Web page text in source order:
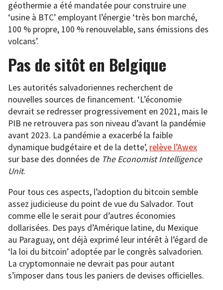
géothermie a été mandatée pour construire une
‘usine à BTC’ employant l’énergie ‘très bon marché,
100 % propre, 100 % renouvelable, sans émissions des
volcans’.
Pas de sitôt en Belgique
Les autorités salvadoriennes recherchent de
nouvelles sources de financement. ‘L’économie
devrait se redresser progressivement en 2021, mais le
PIB ne retrouvera pas son niveau d’avant la pandémie
avant 2023. La pandémie a exacerbé la faible
dynamique budgétaire et de la dette’, relève l’Awex
sur base des données de The Economist Intelligence
Unit.
Pour tous ces aspects, l’adoption du bitcoin semble
assez judicieuse du point de vue du Salvador. Tout
comme elle le serait pour d’autres économies
dollarisées. Des pays d’Amérique latine, du Mexique
au Paraguay, ont déjà exprimé leur intérêt à l’égard de
‘la loi du bitcoin’ adoptée par le congrès salvadorien.
La cryptomonnaie ne devrait pas pour autant
s’imposer dans tous les paniers de devises officielles.